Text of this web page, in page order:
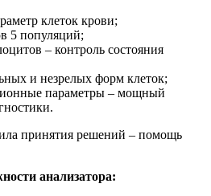
клеток крови;
5 популяций;
– контроль состояния
и незрелых форм клеток;
параметры – мощный
принятия решений – помощь
анализатора: